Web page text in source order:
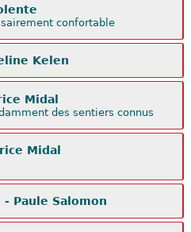
confortable
Kelen
Midal
des sentiers connus
Midal
Paule Salomon